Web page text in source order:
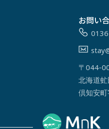
お問い
〒044-
北海道
倶知安